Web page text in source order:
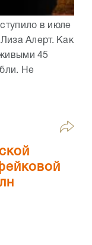
в июле
Алерт. Как
45
Не